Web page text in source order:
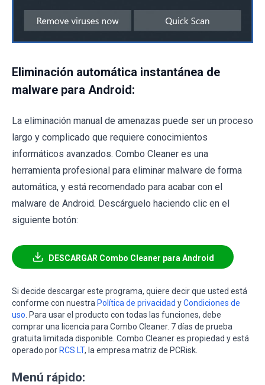
Eliminación automática instantánea de
malware para Android:
La eliminación manual de amenazas puede ser un proceso
largo y complicado que requiere conocimientos
informáticos avanzados. Combo Cleaner es una
herramienta profesional para eliminar malware de forma
automática, y está recomendado para acabar con el
malware de Android. Descárguelo haciendo clic en el
siguiente botón:
DESCARGAR Combo Cleaner para Android
Si decide descargar este programa, quiere decir que usted está
conforme con nuestra Política de privacidad yCondiciones de
uso . Para usar el producto con todas las funciones, debe
comprar una licencia para Combo Cleaner. 7 días de prueba
gratuita limitada disponible. Combo Cleaner es propiedad y está
operado por RCS LT, la empresa matriz de PCRisk.
Menú rápido: